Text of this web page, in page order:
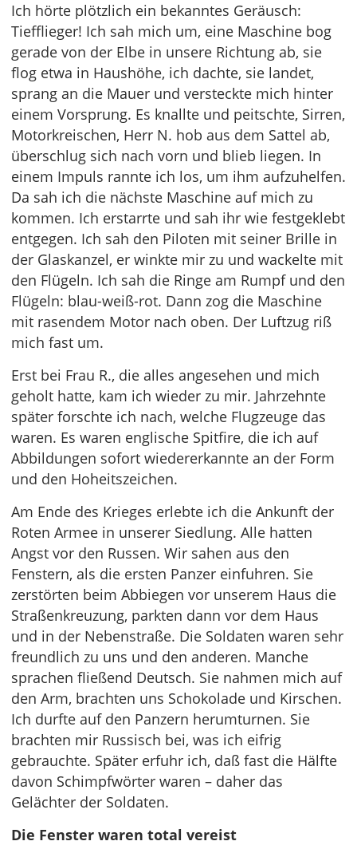
Ich hörte plötzlich ein bekanntes Geräusch:
Tiefflieger! Ich sah mich um, eine Maschine bog
gerade von der Elbe in unsere Richtung ab, sie
flog etwa in Haushöhe, ich dachte, sie landet,
sprang an die Mauer und versteckte mich hinter
einem Vorsprung. Es knallte und peitschte, Sirren,
Motorkreischen, Herr N. hob aus dem Sattel ab,
überschlug sich nach vorn und blieb liegen. In
einem Impuls rannte ich los, um ihm aufzuhelfen.
Da sah ich die nächste Maschine auf mich zu
kommen. Ich erstarrte und sah ihr wie festgeklebt
entgegen. Ich sah den Piloten mit seiner Brille in
der Glaskanzel, er winkte mir zu und wackelte mit
den Flügeln. Ich sah die Ringe am Rumpf und den
Flügeln: blau-weiß-rot. Dann zog die Maschine
mit rasendem Motor nach oben. Der Luftzug riß
mich fast um.
Erst bei Frau R., die alles angesehen und mich
geholt hatte, kam ich wieder zu mir. Jahrzehnte
später forschte ich nach, welche Flugzeuge das
waren. Es waren englische Spitfire, die ich auf
Abbildungen sofort wiedererkannte an der Form
und den Hoheitszeichen.
Am Ende des Krieges erlebte ich die Ankunft der
Roten Armee in unserer Siedlung. Alle hatten
Angst vor den Russen. Wir sahen aus den
Fenstern, als die ersten Panzer einfuhren. Sie
zerstörten beim Abbiegen vor unserem Haus die
Straßenkreuzung, parkten dann vor dem Haus
und in der Nebenstraße. Die Soldaten waren sehr
freundlich zu uns und den anderen. Manche
sprachen fließend Deutsch. Sie nahmen mich auf
den Arm, brachten uns Schokolade und Kirschen.
Ich durfte auf den Panzern herumturnen. Sie
brachten mir Russisch bei, was ich eifrig
gebrauchte. Später erfuhr ich, daß fast die Hälfte
davon Schimpfwörter waren – daher das
Gelächter der Soldaten.
Die Fenster waren total vereist